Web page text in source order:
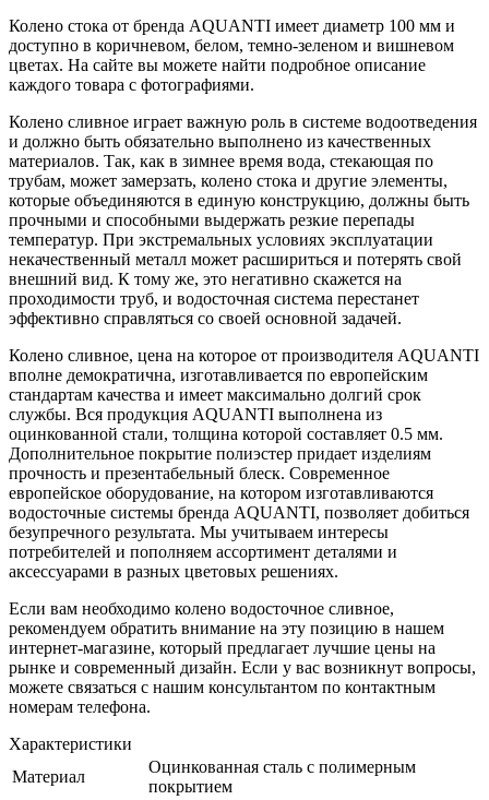
Колено стока от бренда AQUANTI имеет диаметр 100 мм и
доступно в коричневом, белом, темно-зеленом и вишневом
цветах. На сайте вы можете найти подробное описание
каждого товара с фотографиями.
Колено сливное играет важную роль в системе водоотведения
и должно быть обязательно выполнено из качественных
материалов. Так, как в зимнее время вода, стекающая по
трубам, может замерзать, колено стока и другие элементы,
которые объединяются в единую конструкцию, должны быть
прочными и способными выдержать резкие перепады
температур. При экстремальных условиях эксплуатации
некачественный металл может расшириться и потерять свой
внешний вид. К тому же, это негативно скажется на
проходимости труб, и водосточная система перестанет
эффективно справляться со своей основной задачей.
Колено сливное, цена на которое от производителя AQUANTI
вполне демократична, изготавливается по европейским
стандартам качества и имеет максимально долгий срок
службы. Вся продукция AQUANTI выполнена из
оцинкованной стали, толщина которой составляет 0.5 мм.
Дополнительное покрытие полиэстер придает изделиям
прочность и презентабельный блеск. Современное
европейское оборудование, на котором изготавливаются
водосточные системы бренда AQUANTI, позволяет добиться
безупречного результата. Мы учитываем интересы
потребителей и пополняем ассортимент деталями и
аксессуарами в разных цветовых решениях.
Если вам необходимо колено водосточное сливное,
рекомендуем обратить внимание на эту позицию в нашем
интернет-магазине, который предлагает лучшие цены на
рынке и современный дизайн. Если у вас возникнут вопросы,
можете связаться с нашим консультантом по контактным
номерам телефона.
Характеристики
Материал
Оцинкованная сталь с полимерным
покрытием